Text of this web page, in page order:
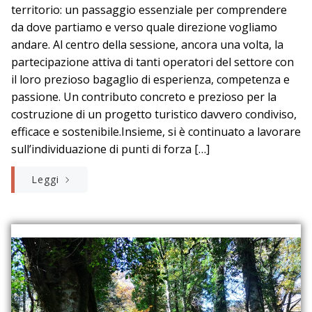
territorio: un passaggio essenziale per comprendere
da dove partiamo e verso quale direzione vogliamo
andare. Al centro della sessione, ancora una volta, la
partecipazione attiva di tanti operatori del settore con
il loro prezioso bagaglio di esperienza, competenza e
passione. Un contributo concreto e prezioso per la
costruzione di un progetto turistico davvero condiviso,
efficace e sostenibile.Insieme, si è continuato a lavorare
sull’individuazione di punti di forza […]
Leggi